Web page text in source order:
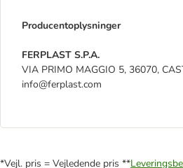
Producentoplysninger
FERPLAST S.P.A.
VIA PRIMO MAGGIO 5, 36070,
info@ferplast.com
*Vejl. pris = Vejledende pris **